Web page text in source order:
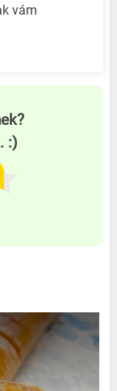
vám
:)